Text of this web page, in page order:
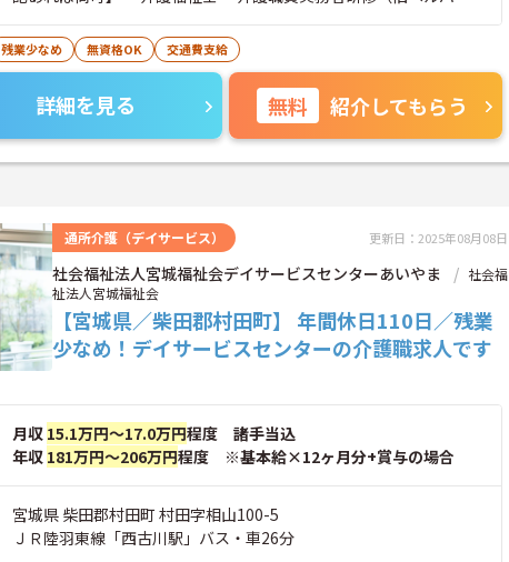
級） ・介護職員初任者研修（旧ヘルパー2級）
残業少なめ 無資格OK 交通費支給
詳細を見る 無料 紹介してもらう
通所介護（デイサービス） 更新日：2025年08月08日
社会福祉法人宮城福祉会デイサービスセンターあいやま
社会福
祉法人宮城福祉会
【宮城県／柴田郡村田町】 年間休日110日／残業
少なめ！デイサービスセンターの介護職求人です
月収 15.1万円～17.0万円程度 諸手当込
年収 181万円～206万円程度 ※基本給×12ヶ月分+賞与の場合
宮城県 柴田郡村田町 村田字相山100-5
ＪＲ陸羽東線「西古川駅」バス・車26分